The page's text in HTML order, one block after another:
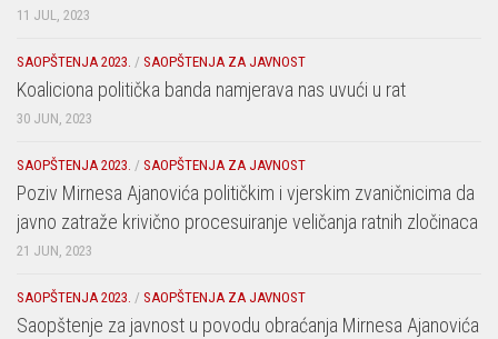
11 JUL, 2023
SAOPŠTENJA 2023. / SAOPŠTENJA ZA JAVNOST
Koaliciona politička banda namjerava nas uvući u rat
30 JUN, 2023
SAOPŠTENJA 2023. / SAOPŠTENJA ZA JAVNOST
Poziv Mirnesa Ajanovića političkim i vjerskim zvaničnicima da
javno zatraže krivično procesuiranje veličanja ratnih zločinaca
21 JUN, 2023
SAOPŠTENJA 2023. / SAOPŠTENJA ZA JAVNOST
Saopštenje za javnost u povodu obraćanja Mirnesa Ajanovića